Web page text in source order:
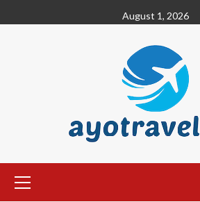
to
August 1, 2026
Menu